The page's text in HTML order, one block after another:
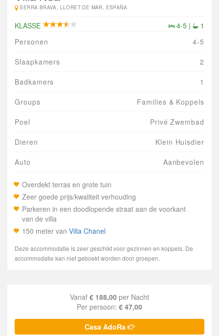
SERRA BRAVA, LLORET DE MAR, ESPAÑA
KLASSE 4-5 |
1
Personen
4-5
Slaapkamers 2
Badkamers 1
Groups Families & Koppels
Poel Privé Zwembad
Dieren Klein Huisdier
Auto Aanbevolen
Overdekt terras en grote tuin
Zeer goede prijs/kwaliteit verhouding
Parkeren in een doodlopende straat aan de voorkant
van de villa
150 meter van Villa Chanel
Deze accommodatie is zeer geschikt voor gezinnen en koppels. De
accommodatie kan niet geboekt worden door groepen.
Vanaf € 188,00 per Nacht
Per persoon: € 47,00
Casa AdoRa